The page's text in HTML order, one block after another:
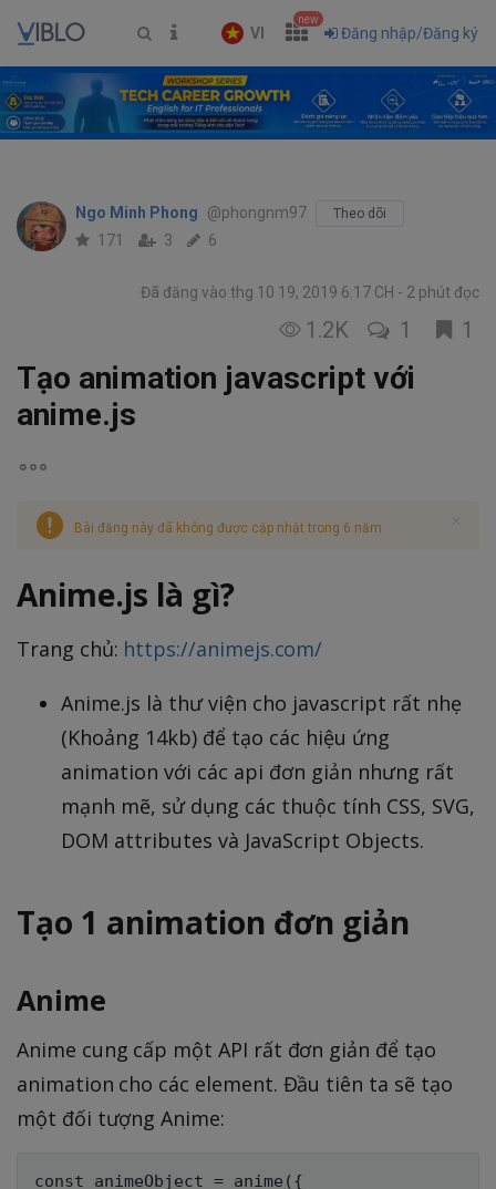
VI
new
Đăng nhập/Đăng ký
Ngo Minh Phong @phongnm97 Theo dõi
171 3 6
Đã đăng vào thg 10 19, 2019 6:17 CH 2 phút đọc
1.2K 1 1
Tạo animation javascript với
anime.js
Bài đăng này đã không được cập nhật trong 6 năm
Anime.js là gì?
Trang chủ: https://animejs.com/
Anime.js là thư viện cho javascript rất nhẹ
(Khoảng 14kb) để tạo các hiệu ứng
animation với các api đơn giản nhưng rất
mạnh mẽ, sử dụng các thuộc tính CSS, SVG,
DOM attributes và JavaScript Objects.
Tạo 1 animation đơn giản
Anime
Anime cung cấp một API rất đơn giản để tạo
animation cho các element. Đầu tiên ta sẽ tạo
một đối tượng Anime:
const animeObject = anime({